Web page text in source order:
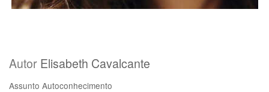
Autor Elisabeth Cavalcante
Assunto Autoconhecimento